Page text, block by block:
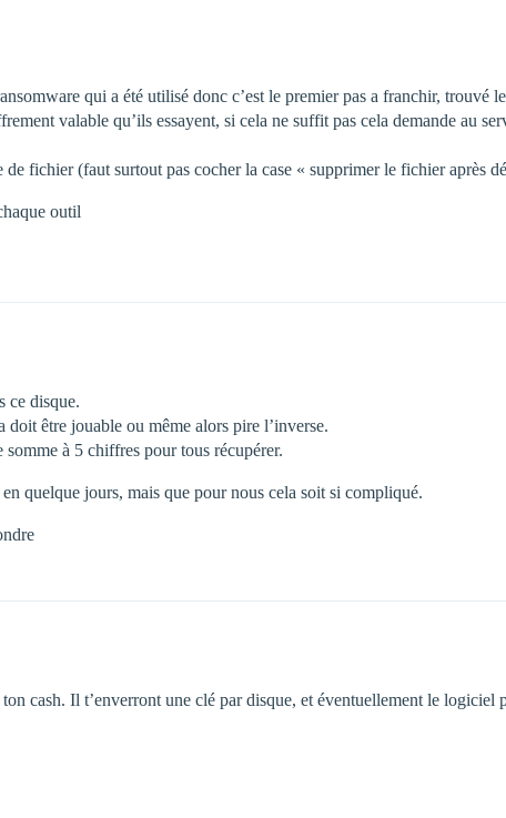
qui a été utilisé donc c’est le premier pas a franchir, trouvé
valable qu’ils essayent, si cela ne suffit pas cela demande au
fichier (faut surtout pas cocher la case « supprimer le fichier après
outil
ce disque.
doit être jouable ou même alors pire l’inverse.
à 5 chiffres pour tous récupérer.
quelque jours, mais que pour nous cela soit si compliqué.
cash. Il t’enverront une clé par disque, et éventuellement le